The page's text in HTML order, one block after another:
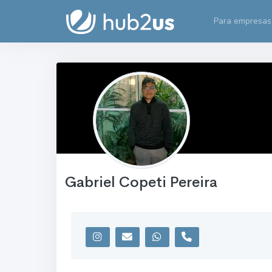
Para empresas
Gabriel Copeti Pereira